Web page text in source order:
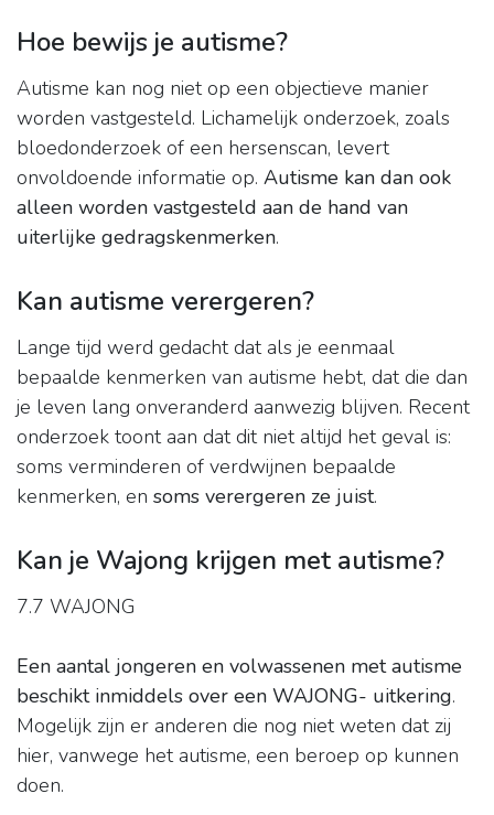
Hoe bewijs je autisme?
Autisme kan nog niet op een objectieve manier
worden vastgesteld. Lichamelijk onderzoek, zoals
bloedonderzoek of een hersenscan, levert
onvoldoende informatie op. Autisme kan dan ook
alleen worden vastgesteld aan de hand van
uiterlijke gedragskenmerken.
Kan autisme verergeren?
Lange tijd werd gedacht dat als je eenmaal
bepaalde kenmerken van autisme hebt, dat die dan
je leven lang onveranderd aanwezig blijven. Recent
onderzoek toont aan dat dit niet altijd het geval is:
soms verminderen of verdwijnen bepaalde
kenmerken, en soms verergeren ze juist.
Kan je Wajong krijgen met autisme?
7.7 WAJONG
Een aantal jongeren en volwassenen met autisme
beschikt inmiddels over een WAJONG- uitkering.
Mogelijk zijn er anderen die nog niet weten dat zij
hier, vanwege het autisme, een beroep op kunnen
doen.